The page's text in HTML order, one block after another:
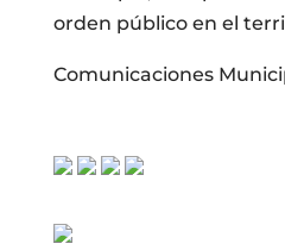
orden público en el
Comunicaciones